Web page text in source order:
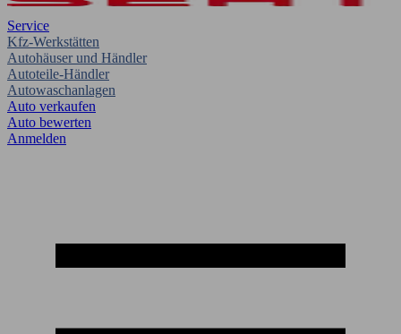
Service
Kfz-Werkstätten
Autohäuser und Händler
Autoteile-Händler
Autowaschanlagen
Auto verkaufen
Auto bewerten
Anmelden